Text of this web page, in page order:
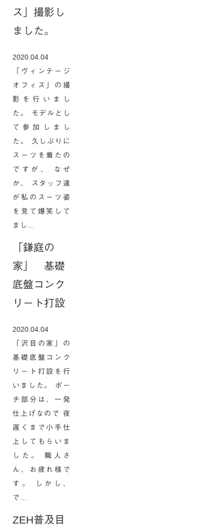
ス」撮影し
ました。
2020.04.04
「ヴィンテージ
オフィス」の撮
影を行いまし
た。 モデルとし
て参加しまし
た。 久しぶりに
スーツを着たの
ですが、 なぜ
か、 スタッフ達
が私のスーツ姿
を見て爆笑して
まし…
「鎌庭の
家」 基礎
底盤コンク
リート打設
2020.04.04
「沢目の家」の
基礎底盤コンク
リート打設を行
いました。 ポー
チ部分は、一発
仕上げなので 夜
遅くまで小手仕
上してもらいま
した。 職人さ
ん、お疲れ様で
す。 しかし、
で…
ZEH普及目